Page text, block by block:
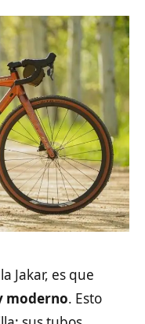
Jakar, es que
moderno. Esto